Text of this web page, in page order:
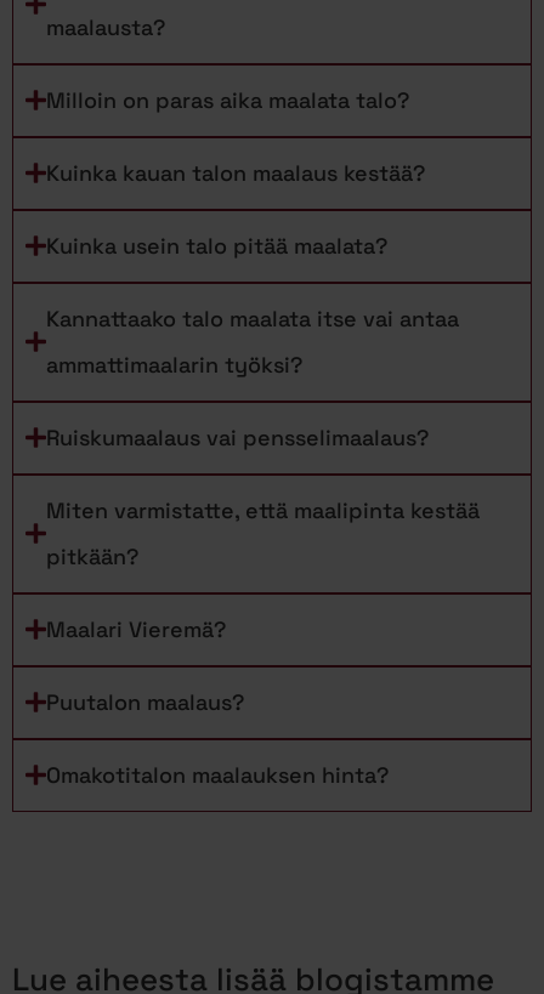
maalausta?
Milloin on paras aika maalata talo?
Kuinka kauan talon maalaus kestää?
Kuinka usein talo pitää maalata?
Kannattaako talo maalata itse vai antaa
ammattimaalarin työksi?
Ruiskumaalaus vai pensselimaalaus?
Miten varmistatte, että maalipinta kestää
pitkään?
Maalari Vieremä?
Puutalon maalaus?
Omakotitalon maalauksen hinta?
Lue aiheesta lisää blogistamme